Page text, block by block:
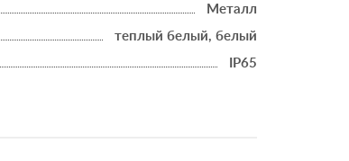
Металл
теплый белый, белый
IP65